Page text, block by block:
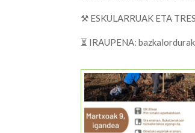
⚒️ ESKULARRUAK ETA
⏳ IRAUPENA: